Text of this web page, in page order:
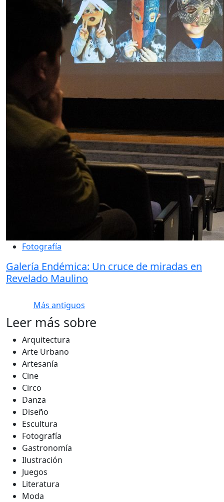
Fotografía
Galería Endémica: Un cruce de miradas en
Revelado Maulino
Más antiguos
Leer más sobre
Arquitectura
Arte Urbano
Artesanía
Cine
Circo
Danza
Diseño
Escultura
Fotografía
Gastronomía
Ilustración
Juegos
Literatura
Moda